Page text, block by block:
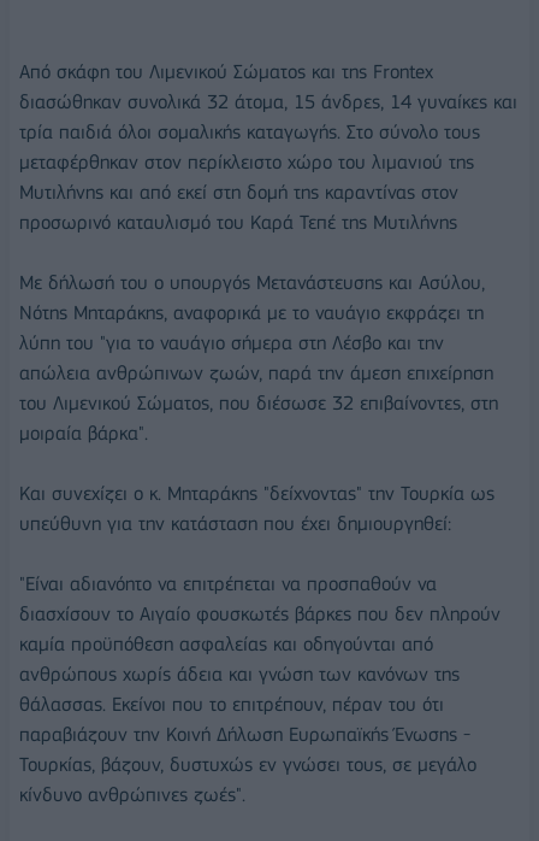
Από σκάφη του Λιμενικού Σώματος και της Frontex
διασώθηκαν συνολικά 32 άτομα, 15 άνδρες, 14 γυναίκες και
τρία παιδιά όλοι σομαλικής καταγωγής. Στο σύνολο τους
μεταφέρθηκαν στον περίκλειστο χώρο του λιμανιού της
Μυτιλήνης και από εκεί στη δομή της καραντίνας στον
προσωρινό καταυλισμό του Καρά Τεπέ της Μυτιλήνης
Με δήλωσή του ο υπουργός Μετανάστευσης και Ασύλου,
Νότης Μηταράκης, αναφορικά με το ναυάγιο εκφράζει τη
λύπη του "για το ναυάγιο σήμερα στη Λέσβο και την
απώλεια ανθρώπινων ζωών, παρά την άμεση επιχείρηση
του Λιμενικού Σώματος, που διέσωσε 32 επιβαίνοντες, στη
μοιραία βάρκα".
Και συνεχίζει ο κ. Μηταράκης "δείχνοντας" την Τουρκία ως
υπεύθυνη για την κατάσταση που έχει δημιουργηθεί:
"Είναι αδιανόητο να επιτρέπεται να προσπαθούν να
διασχίσουν το Αιγαίο φουσκωτές βάρκες που δεν πληρούν
καμία προϋπόθεση ασφαλείας και οδηγούνται από
ανθρώπους χωρίς άδεια και γνώση των κανόνων της
θάλασσας. Εκείνοι που το επιτρέπουν, πέραν του ότι
παραβιάζουν την Κοινή Δήλωση Ευρωπαϊκής Ένωσης -
Τουρκίας, βάζουν, δυστυχώς εν γνώσει τους, σε μεγάλο
κίνδυνο ανθρώπινες ζωές".